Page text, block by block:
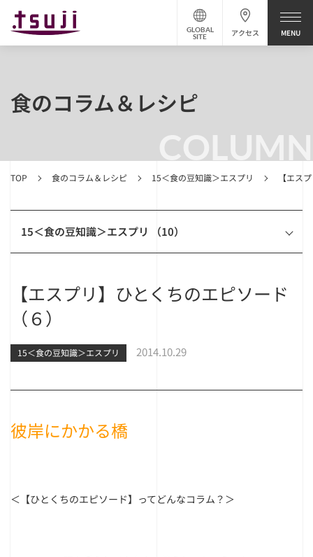
アクセス
GLOBAL
SITE
COLUMN
TOP 食のコラム＆レシピ 15＜食の豆知識＞エスプリ 【エス
食のコラム＆レシピ
15＜食の豆知識＞エスプリ （10）
【エスプリ】ひとくちのエピソード
（６）
15＜食の豆知識＞エスプリ 2014.10.29
彼岸にかかる橋
＜【ひとくちのエピソード】ってどんなコラム？＞